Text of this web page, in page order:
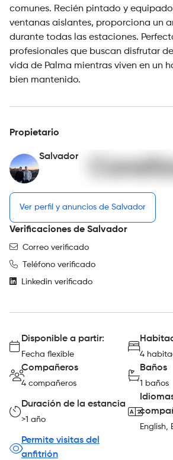
comunes. Recién pintado y
ventanas aislantes, proporciona un
durante todas las estaciones.
profesionales que buscan disfrutar
vida de Palma mientras viven en un
bien mantenido.
Propietario
Salvador
Ver perfil y anuncios de Salvador
Verificaciones de Salvador
Correo verificado
Teléfono verificado
Linkedin verificado
Disponible a partir:
Fecha flexible 4
Compañeros
4 compañeros
Baños
1 baños
Duración de la estancia
>1 año
English,
Permite visitas del
anfitrión